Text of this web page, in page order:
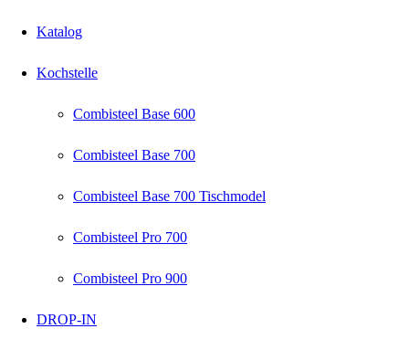
Katalog
Kochstelle
Combisteel Base 600
Combisteel Base 700
Combisteel Base 700 Tischmodel
Combisteel Pro 700
Combisteel Pro 900
DROP-IN